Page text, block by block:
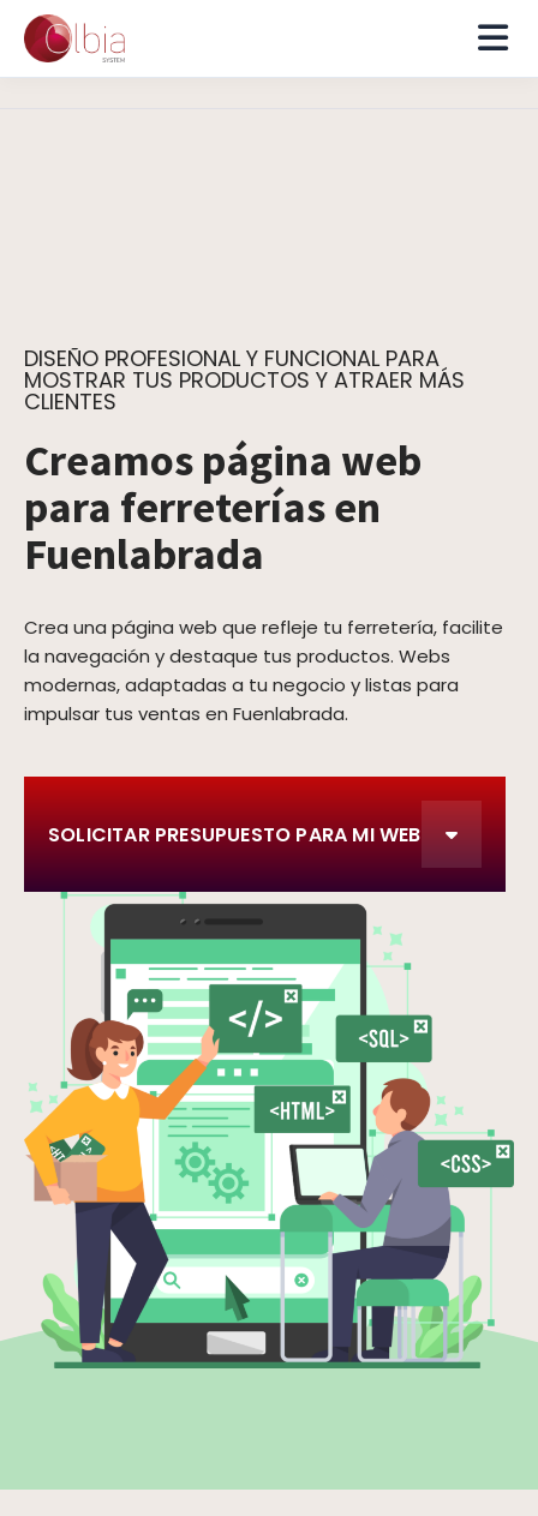
DISEÑO PROFESIONAL Y FUNCIONAL PARA
MOSTRAR TUS PRODUCTOS Y ATRAER MÁS
CLIENTES
Creamos página web
para ferreterías en
Fuenlabrada
Crea una página web que refleje tu ferretería, facilite
la navegación y destaque tus productos. Webs
modernas, adaptadas a tu negocio y listas para
impulsar tus ventas en Fuenlabrada.
SOLICITAR PRESUPUESTO PARA MI WEB